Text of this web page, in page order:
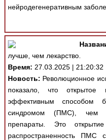
нейродегенеративным
лучше, чем лекарство.
Время: 27.03.2025 | 21:20:32
Новость: Революционное
показало, что
эффективным способом
синдромом (ПМС), чем
препараты. Это
распространенность